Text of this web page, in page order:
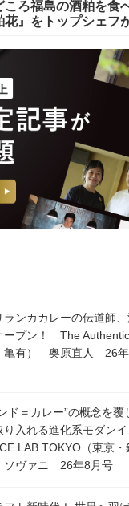
ころ福島の酒粕を食
花』をトップシェフ
ランカカレーの伝道師
ープン！ The
亀有） 奥原直人 26年
ド＝カレー”の概念を
り入れる進化系モダン
LAB TOKYO（東京
ソヴァニ 26年8月号